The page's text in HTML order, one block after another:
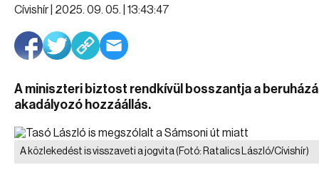
Cívishír | 2025. 09. 05. | 13:43:47
A miniszteri biztost rendkívül bosszantja a
akadályozó hozzáállás.
A közlekedést is visszaveti a jogvita(Fotó: Ratalics László/Cívishír)